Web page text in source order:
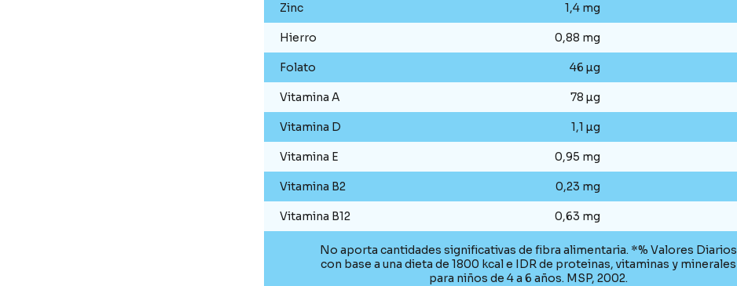
Zinc 1,4 mg
Hierro 0,88 mg
Folato 46 µg
Vitamina A 78 µg
Vitamina D 1,1 µg
Vitamina E 0,95 mg
Vitamina B2 0,23 mg
Vitamina B12 0,63 mg
No aporta cantidades significativas de fibra alimentaria. *% Valores Diarios
con base a una dieta de 1800 kcal e IDR de proteinas, vitaminas y minerales
para niños de 4 a 6 años. MSP, 2002.